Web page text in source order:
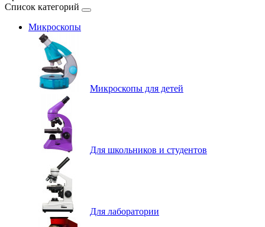
Список категорий
Микроскопы
Микроскопы для детей
Для школьников и студентов
Для лаборатории